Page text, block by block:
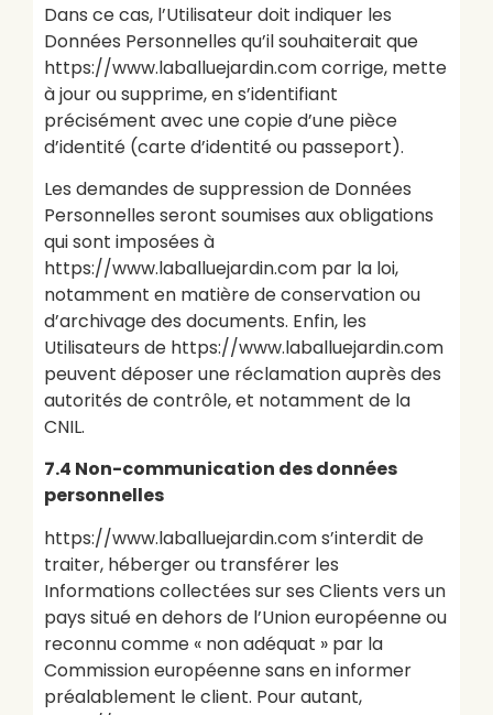
Dans ce cas, l’Utilisateur doit indiquer les
Données Personnelles qu’il souhaiterait que
https://www.laballuejardin.com corrige, mette
à jour ou supprime, en s’identifiant
précisément avec une copie d’une pièce
d’identité (carte d’identité ou passeport).
Les demandes de suppression de Données
Personnelles seront soumises aux obligations
qui sont imposées à
https://www.laballuejardin.com par la loi,
notamment en matière de conservation ou
d’archivage des documents. Enfin, les
Utilisateurs de https://www.laballuejardin.com
peuvent déposer une réclamation auprès des
autorités de contrôle, et notamment de la
CNIL.
7.4 Non-communication des données
personnelles
https://www.laballuejardin.com s’interdit de
traiter, héberger ou transférer les
Informations collectées sur ses Clients vers un
pays situé en dehors de l’Union européenne ou
reconnu comme « non adéquat » par la
Commission européenne sans en informer
préalablement le client. Pour autant,